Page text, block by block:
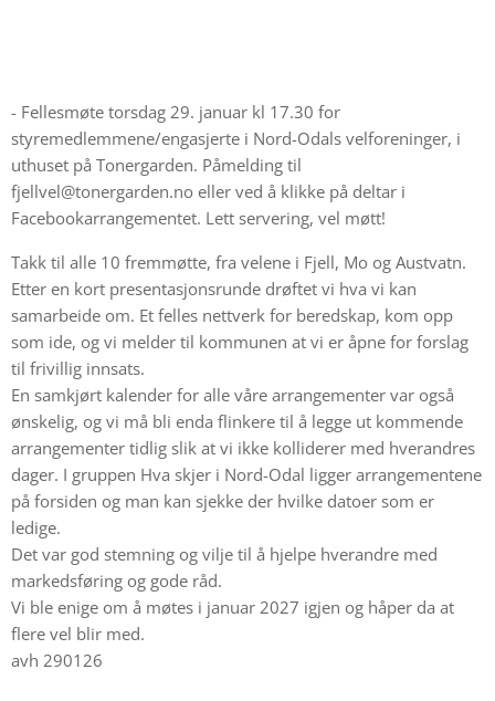
- Fellesmøte torsdag 29. januar kl 17.30 for
styremedlemmene/engasjerte i Nord-Odals velforeninger, i
uthuset på Tonergarden. Påmelding til
fjellvel@tonergarden.no eller ved å klikke på deltar i
Facebookarrangementet. Lett servering, vel møtt!
Takk til alle 10 fremmøtte, fra velene i Fjell, Mo og Austvatn.
Etter en kort presentasjonsrunde drøftet vi hva vi kan
samarbeide om. Et felles nettverk for beredskap, kom opp
som ide, og vi melder til kommunen at vi er åpne for forslag
til frivillig innsats.
En samkjørt kalender for alle våre arrangementer var også
ønskelig, og vi må bli enda flinkere til å legge ut kommende
arrangementer tidlig slik at vi ikke kolliderer med hverandres
dager. I gruppen Hva skjer i Nord-Odal ligger arrangementene
på forsiden og man kan sjekke der hvilke datoer som er
ledige.
Det var god stemning og vilje til å hjelpe hverandre med
markedsføring og gode råd.
Vi ble enige om å møtes i januar 2027 igjen og håper da at
flere vel blir med.
avh 290126